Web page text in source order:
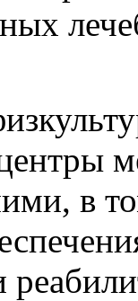
в